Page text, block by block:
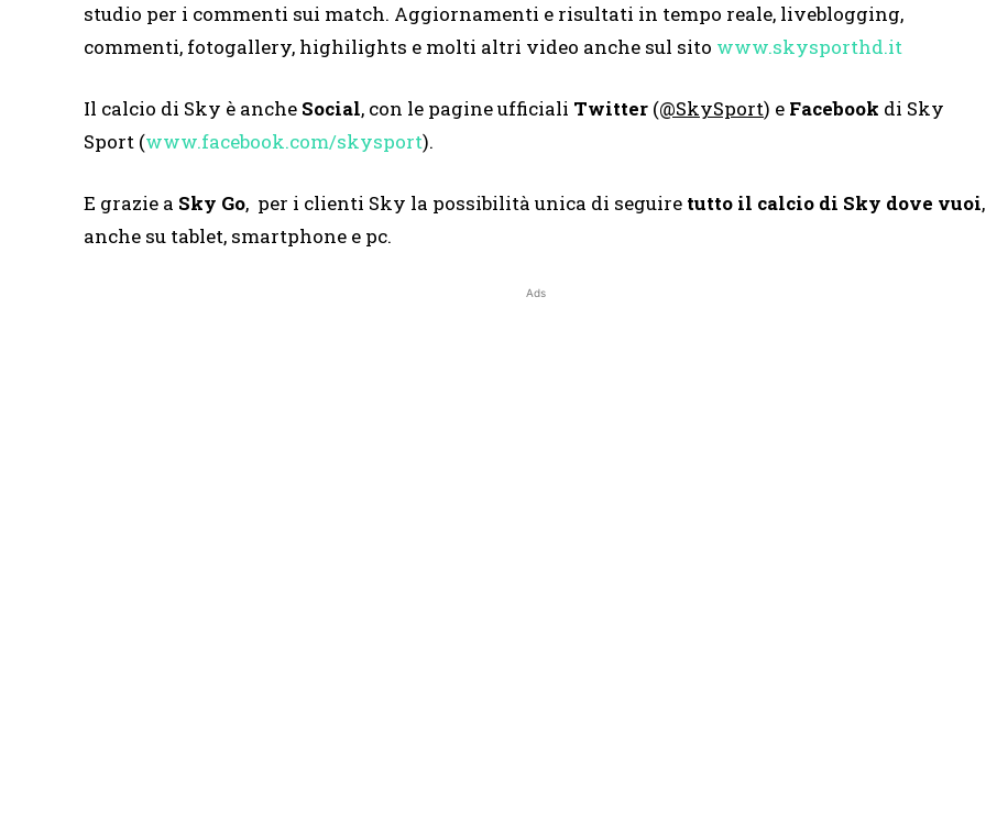
studio per i commenti sui match. Aggiornamenti e risultati in tempo reale, liveblogging,
commenti, fotogallery, highilights e molti altri video anche sul sito www.skysporthd.it
Il calcio di Sky è anche Social, con le pagine ufficiali Twitter (@SkySport) e Facebook di Sky
Sport (www.facebook.com/skysport).
E grazie a Sky Go, per i clienti Sky la possibilità unica di seguire tutto il calcio di Sky dove vuoi,
anche su tablet, smartphone e pc.
Ads